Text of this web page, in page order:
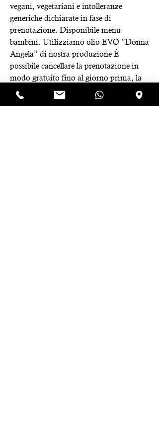
vegani, vegetariani e intolleranze
generiche dichiarate in fase di
prenotazione. Disponibile menu
bambini. Utilizziamo olio EVO “Donna
Angela” di nostra produzione È
possibile cancellare la prenotazione in
modo gratuito fino al giorno prima, la
cancellazione il giorno stesso non
prevede rimborso.